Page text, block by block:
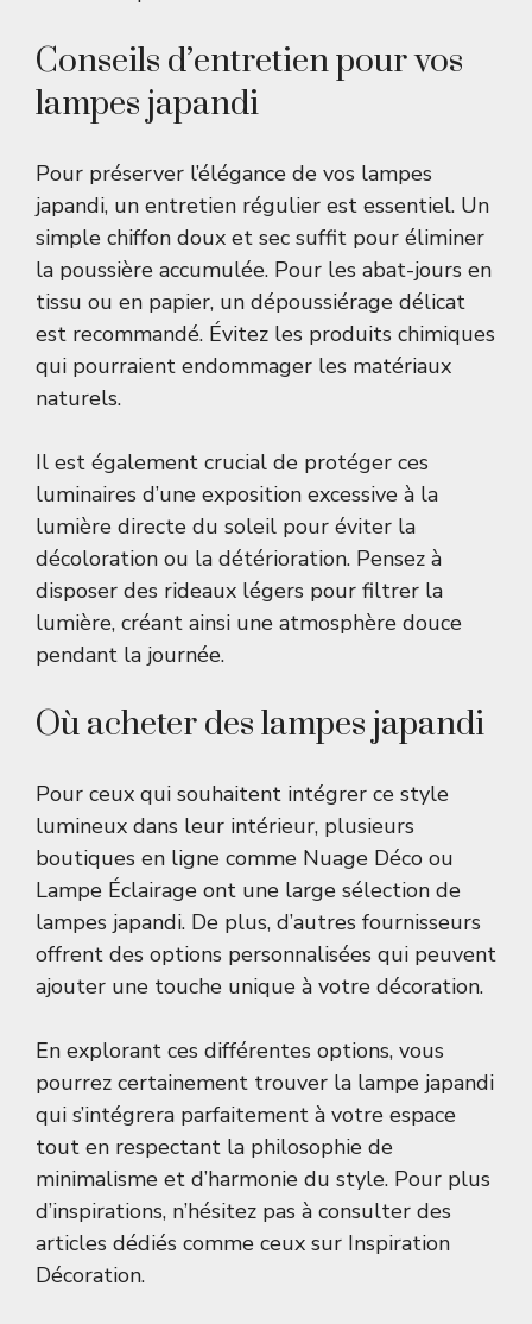
Conseils d’entretien pour vos
lampes japandi
Pour préserver l’élégance de vos lampes
japandi, un entretien régulier est essentiel. Un
simple chiffon doux et sec suffit pour éliminer
la poussière accumulée. Pour les abat-jours en
tissu ou en papier, un dépoussiérage délicat
est recommandé. Évitez les produits chimiques
qui pourraient endommager les matériaux
naturels.
Il est également crucial de protéger ces
luminaires d’une exposition excessive à la
lumière directe du soleil pour éviter la
décoloration ou la détérioration. Pensez à
disposer des rideaux légers pour filtrer la
lumière, créant ainsi une atmosphère douce
pendant la journée.
Où acheter des lampes japandi
Pour ceux qui souhaitent intégrer ce style
lumineux dans leur intérieur, plusieurs
boutiques en ligne comme Nuage Déco ou
Lampe Éclairage ont une large sélection de
lampes japandi. De plus, d’autres fournisseurs
offrent des options personnalisées qui peuvent
ajouter une touche unique à votre décoration.
En explorant ces différentes options, vous
pourrez certainement trouver la lampe japandi
qui s’intégrera parfaitement à votre espace
tout en respectant la philosophie de
minimalisme et d’harmonie du style. Pour plus
d’inspirations, n’hésitez pas à consulter des
articles dédiés comme ceux sur Inspiration
Décoration.